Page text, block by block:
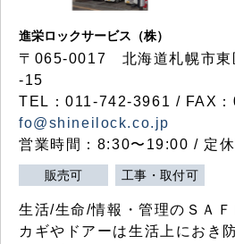
進栄ロックサービス（株）
〒065-0017 北海道札幌市東
-15
TEL：011-742-3961 / FAX
fo@shineilock.co.jp
営業時間：8:30〜19:00 / 定休
販売可 工事・取付可
生活/生命/情報・管理のＳＡＦ
カギやドアーは生活上におき